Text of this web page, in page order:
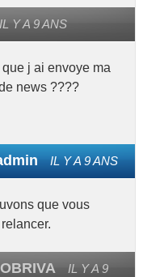
IL Y A 9 ANS
j ai envoye ma
news ????
IL Y A 9 ANS
que vous
IL Y A 9